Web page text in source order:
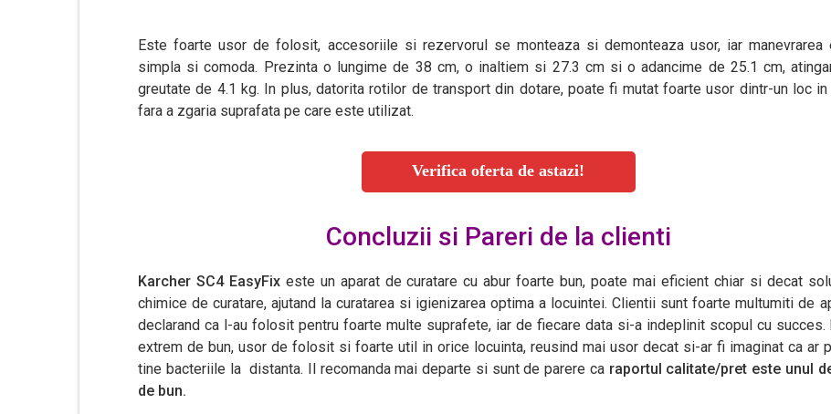
Este foarte usor de folosit, accesoriile si rezervorul se monteaza si demonteaza usor, iar manevrarea
simpla si comoda. Prezinta o lungime de 38 cm, o inaltiem si 27.3 cm si o adancime de 25.1 cm,
greutate de 4.1 kg. In plus, datorita rotilor de transport din dotare, poate fi mutat foarte usor dintr-un loc in
fara a zgaria suprafata pe care este utilizat.
Verifica oferta de astazi!
Concluzii si Pareri de la clienti
Karcher SC4 EasyFix este un aparat de curatare cu abur foarte bun, poate mai eficient chiar si decat
chimice de curatare, ajutand la curatarea si igienizarea optima a locuintei. Clientii sunt foarte multumiti de
declarand ca l-au folosit pentru foarte multe suprafete, iar de fiecare data si-a indeplinit scopul cu succes.
extrem de bun, usor de folosit si foarte util in orice locuinta, reusind mai usor decat si-ar fi imaginat ca ar
tine bacteriile la distanta. Il recomanda mai departe si sunt de parere ca raportul calitate/pret este unul
de bun.